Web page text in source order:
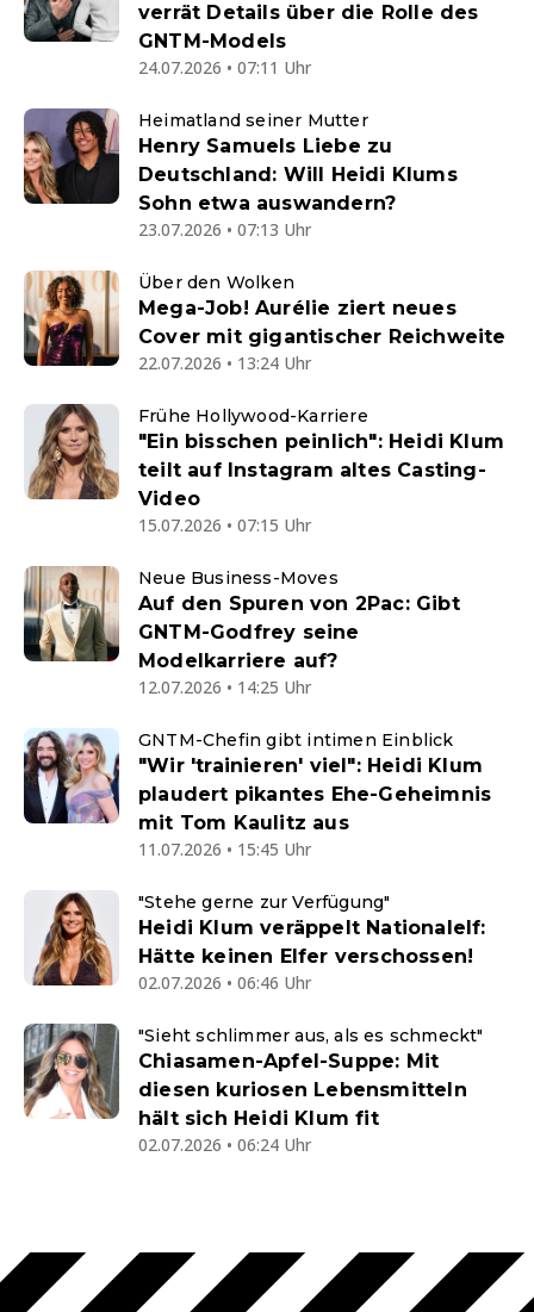
verrät Details über die Rolle des
GNTM-Models
24.07.2026 • 07:11 Uhr
Heimatland seiner Mutter
Henry Samuels Liebe zu
Deutschland: Will Heidi Klums
Sohn etwa auswandern?
23.07.2026 • 07:13 Uhr
Über den Wolken
Mega-Job! Aurélie ziert neues
Cover mit gigantischer Reichweite
22.07.2026 • 13:24 Uhr
Frühe Hollywood-Karriere
"Ein bisschen peinlich": Heidi Klum
teilt auf Instagram altes Casting-
Video
15.07.2026 • 07:15 Uhr
Neue Business-Moves
Auf den Spuren von 2Pac: Gibt
GNTM-Godfrey seine
Modelkarriere auf?
12.07.2026 • 14:25 Uhr
GNTM-Chefin gibt intimen Einblick
"Wir 'trainieren' viel": Heidi Klum
plaudert pikantes Ehe-Geheimnis
mit Tom Kaulitz aus
11.07.2026 • 15:45 Uhr
"Stehe gerne zur Verfügung"
Heidi Klum veräppelt Nationalelf:
Hätte keinen Elfer verschossen!
02.07.2026 • 06:46 Uhr
"Sieht schlimmer aus, als es schmeckt"
Chiasamen-Apfel-Suppe: Mit
diesen kuriosen Lebensmitteln
hält sich Heidi Klum fit
02.07.2026 • 06:24 Uhr